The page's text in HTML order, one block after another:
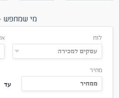
מי שמחפש
לוח
קטגוריה
מחיר
עד